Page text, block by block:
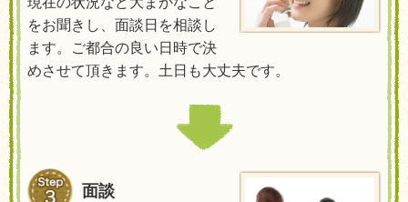
をお聞きし、面談日を相談し
ます。ご都合の良い日時で決
めさせて頂きます。土日も大丈夫です。
面談